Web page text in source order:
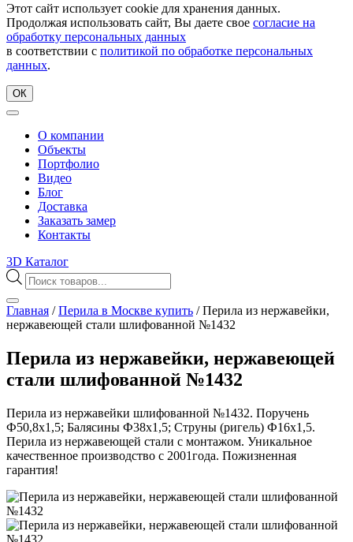
Этот сайт использует cookie для хранения данных.
Продолжая использовать сайт, Вы даете свое согласие на
обработку персональных данных
в соответствии с политикой по обработке персональных
данных.
ОК
О компании
Объекты
Портфолио
Видео
Блог
Доставка
Заказать замер
Контакты
3D Каталог
Поиск
товаров
Главная /Перила в Москве купить /Перила из нержавейки,
нержавеющей стали шлифованной №1432
Перила из нержавейки, нержавеющей
стали шлифованной №1432
Перила из нержавейки шлифованной №1432. Поручень
Ф50,8х1,5; Балясины Ф38х1,5; Струны (ригель) Ф16х1,5.
Перила из нержавеющей стали с монтажом. Уникальное
качественное производство с 2001года. Пожизненная
гарантия!